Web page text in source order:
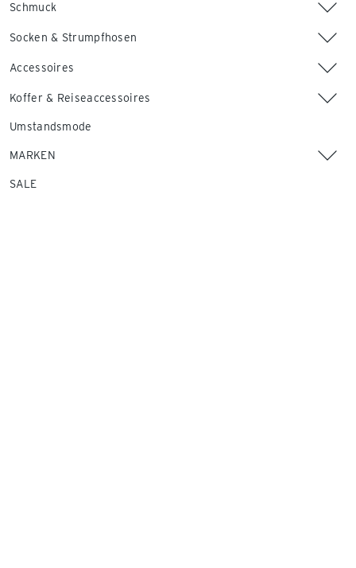
Schmuck
Socken & Strumpfhosen
Accessoires
Koffer & Reiseaccessoires
Umstandsmode
MARKEN
SALE